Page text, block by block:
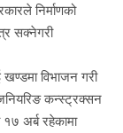
निर्माणको
सक्नेगरी
विभाजन गरी
कन्स्ट्रक्सन
अर्ब रहेकामा